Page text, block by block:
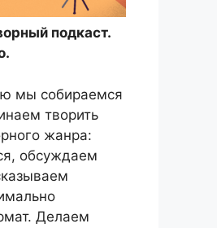
подкаст.
мы собираемся
творить
жанра:
обсуждаем
Делаем